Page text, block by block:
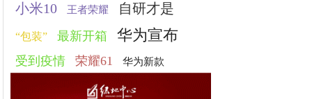
小米10 王者荣耀 自研才是
“包装” 最新开箱 华为宣布
受到疫情 荣耀61 华为新款